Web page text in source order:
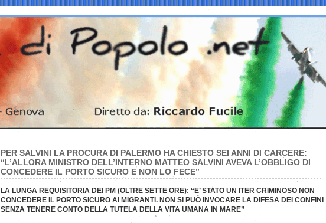
PER SALVINI LA PROCURA DI PALERMO HA CHIESTO SEI ANNI DI CARCERE:
“L’ALLORA MINISTRO DELL’INTERNO MATTEO SALVINI AVEVA L’OBBLIGO DI
CONCEDERE IL PORTO SICURO E NON LO FECE”
LA LUNGA REQUISITORIA DEI PM (OLTRE SETTE ORE): “E’ STATO UN ITER CRIMINOSO NON
CONCEDERE IL PORTO SICURO AI MIGRANTI. NON SI PUÒ INVOCARE LA DIFESA DEI CONFINI
SENZA TENERE CONTO DELLA TUTELA DELLA VITA UMANA IN MARE”